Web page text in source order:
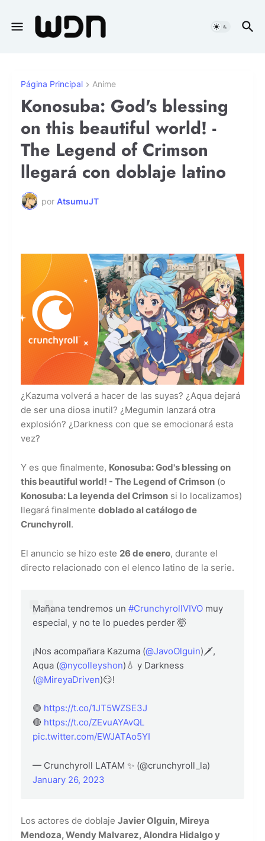
Página Principal Anime
Konosuba: God's blessing
on this beautiful world! -
The Legend of Crimson
llegará con doblaje latino
por AtsumuJT
¿Kazuma volverá a hacer de las suyas? ¿Aqua dejará
de ser una diosa inutil? ¿Megumin lanzará otra
explosión? ¿Darkness con que se emocionará esta
vez?
Y es que finalmente, Konosuba: God's blessing on
this beautiful world! - The Legend of Crimson (o
Konosuba: La leyenda del Crimson si lo localizamos)
llegará finalmente doblado al catálogo de
Crunchyroll.
El anuncio se hizo este 26 de enero, durante el
directo relacionado con el elenco latino de la serie.
Mañana tendremos un #CrunchyrollVIVO muy
especial, y no te lo puedes perder 🤯
¡Nos acompañara Kazuma (@JavoOlguin)🗡️,
Aqua (@nycolleyshon)💧 y Darkness
(@MireyaDriven)😏!
🟣 https://t.co/1JT5WZSE3J
🔴 https://t.co/ZEvuAYAvQL
pic.twitter.com/EWJATAo5YI
— Crunchyroll LATAM ✨ (@crunchyroll_la)
January 26, 2023
Los actores de doblaje Javier Olguin, Mireya
Mendoza, Wendy Malvarez, Alondra Hidalgo y